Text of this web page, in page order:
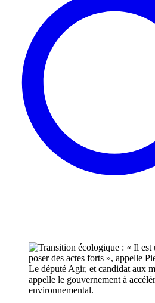
Le député Agir, et candidat aux
appelle le gouvernement à
environnemental.